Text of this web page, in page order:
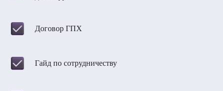
Договор ГПХ
Гайд по сотрудничеству